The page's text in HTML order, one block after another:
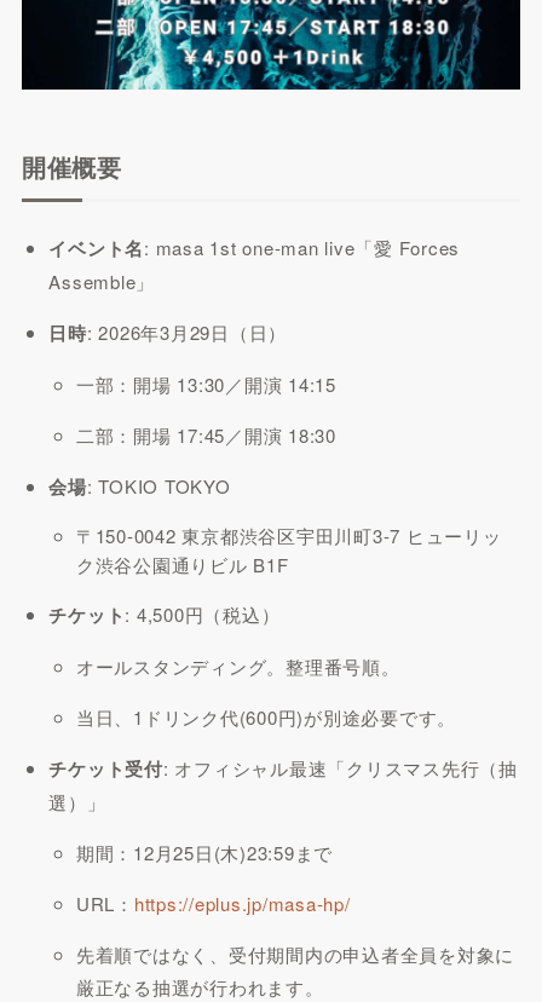
開催概要
イベント名: masa 1st one-man live「愛 Forces
Assemble」
日時: 2026年3月29日（日）
一部：開場 13:30／開演 14:15
二部：開場 17:45／開演 18:30
会場: TOKIO TOKYO
〒150-0042 東京都渋谷区宇田川町3-7 ヒューリッ
ク渋谷公園通りビル B1F
チケット: 4,500円（税込）
オールスタンディング。整理番号順。
当日、1ドリンク代(600円)が別途必要です。
チケット受付: オフィシャル最速「クリスマス先行（抽
選）」
期間：12月25日(木)23:59まで
URL： https://eplus.jp/masa-hp/
先着順ではなく、受付期間内の申込者全員を対象に
厳正なる抽選が行われます。